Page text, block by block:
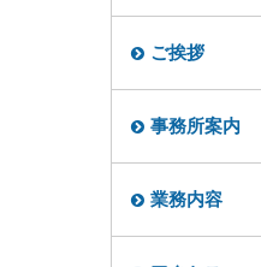
ご挨拶
事務所案内
業務内容